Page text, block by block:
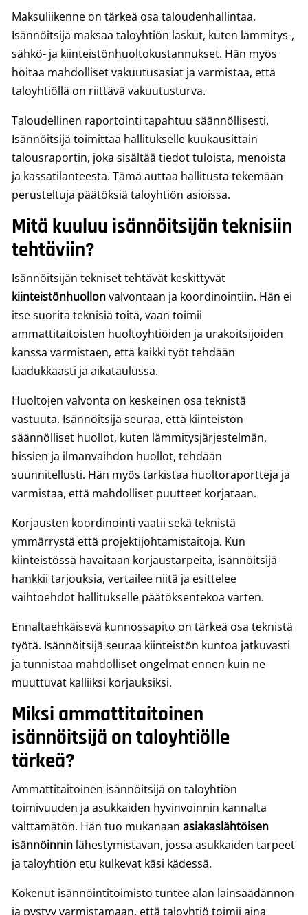
Maksuliikenne on tärkeä osa taloudenhallintaa.
Isännöitsijä maksaa taloyhtiön laskut, kuten lämmitys-,
sähkö- ja kiinteistönhuoltokustannukset. Hän myös
hoitaa mahdolliset vakuutusasiat ja varmistaa, että
taloyhtiöllä on riittävä vakuutusturva.
Taloudellinen raportointi tapahtuu säännöllisesti.
Isännöitsijä toimittaa hallitukselle kuukausittain
talousraportin, joka sisältää tiedot tuloista, menoista
ja kassatilanteesta. Tämä auttaa hallitusta tekemään
perusteltuja päätöksiä taloyhtiön asioissa.
Mitä kuuluu isännöitsijän teknisiin
tehtäviin?
Isännöitsijän tekniset tehtävät keskittyvät
kiinteistönhuollonvalvontaan ja koordinointiin. Hän ei
itse suorita teknisiä töitä, vaan toimii
ammattitaitoisten huoltoyhtiöiden ja urakoitsijoiden
kanssa varmistaen, että kaikki työt tehdään
laadukkaasti ja aikataulussa.
Huoltojen valvonta on keskeinen osa teknistä
vastuuta. Isännöitsijä seuraa, että kiinteistön
säännölliset huollot, kuten lämmitysjärjestelmän,
hissien ja ilmanvaihdon huollot, tehdään
suunnitellusti. Hän myös tarkistaa huoltoraportteja ja
varmistaa, että mahdolliset puutteet korjataan.
Korjausten koordinointi vaatii sekä teknistä
ymmärrystä että projektijohtamistaitoja. Kun
kiinteistössä havaitaan korjaustarpeita, isännöitsijä
hankkii tarjouksia, vertailee niitä ja esittelee
vaihtoehdot hallitukselle päätöksentekoa varten.
Ennaltaehkäisevä kunnossapito on tärkeä osa teknistä
työtä. Isännöitsijä seuraa kiinteistön kuntoa jatkuvasti
ja tunnistaa mahdolliset ongelmat ennen kuin ne
muuttuvat kalliiksi korjauksiksi.
Miksi ammattitaitoinen
isännöitsijä on taloyhtiölle
tärkeä?
Ammattitaitoinen isännöitsijä on taloyhtiön
toimivuuden ja asukkaiden hyvinvoinnin kannalta
välttämätön. Hän tuo mukanaan asiakaslähtöisen
isännöinnin lähestymistavan, jossa asukkaiden tarpeet
ja taloyhtiön etu kulkevat käsi kädessä.
Kokenut isännöintitoimisto tuntee alan lainsäädännön
ja pystyy varmistamaan, että taloyhtiö toimii aina